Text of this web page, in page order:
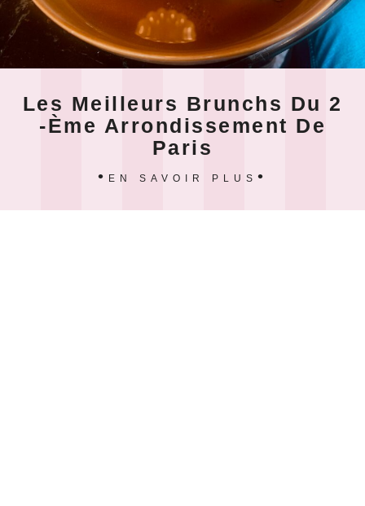
Les Meilleurs Brunchs Du 2
-ème Arrondissement De
Paris
EN SAVOIR PLUS